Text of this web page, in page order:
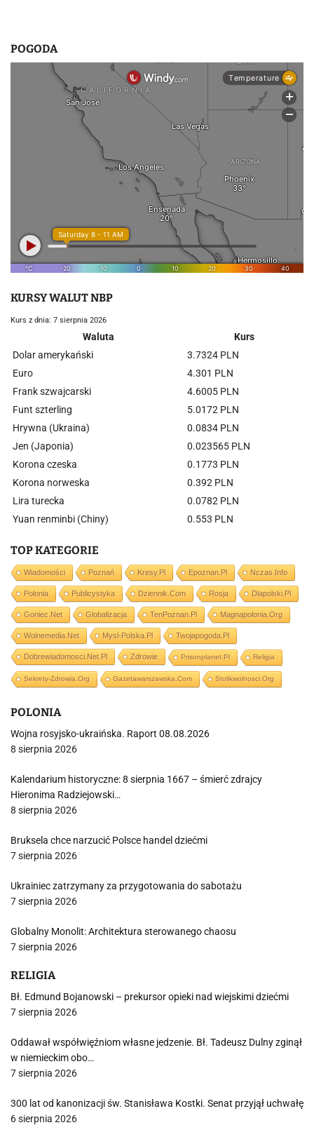
POGODA
KURSY WALUT NBP
Kurs z dnia: 7 sierpnia 2026
Waluta
Kurs
Dolar amerykański
3.7324 PLN
Euro
4.301 PLN
Frank szwajcarski
4.6005 PLN
Funt szterling
5.0172 PLN
Hrywna (Ukraina)
0.0834 PLN
Jen (Japonia)
0.023565 PLN
Korona czeska
0.1773 PLN
Korona norweska
0.392 PLN
Lira turecka
0.0782 PLN
Yuan renminbi (Chiny)
0.553 PLN
TOP KATEGORIE
Wiadomości Poznań Kresy.pl Epoznan.pl Nczas.info
Polonia Publicystyka Dziennik.com Rosja Dlapolski.pl
Goniec.net Globalizacja TenPoznan.pl Magnapolonia.org
Wolnemedia.net Mysl-Polska.pl Twojapogoda.pl
Dobrewiadomosci.net.pl Zdrowie Prisonplanet.pl Religia
Sekrety-Zdrowia.org Gazetawarszawska.com Stolikwolnosci.org
POLONIA
Wojna rosyjsko-ukraińska. Raport 08.08.2026
8 sierpnia 2026
Kalendarium historyczne: 8 sierpnia 1667 – śmierć zdrajcy
Hieronima Radziejowski…
8 sierpnia 2026
Bruksela chce narzucić Polsce handel dziećmi
7 sierpnia 2026
Ukrainiec zatrzymany za przygotowania do sabotażu
7 sierpnia 2026
Globalny Monolit: Architektura sterowanego chaosu
7 sierpnia 2026
RELIGIA
Bł. Edmund Bojanowski – prekursor opieki nad wiejskimi dziećmi
7 sierpnia 2026
Oddawał współwięźniom własne jedzenie. Bł. Tadeusz Dulny zginął
w niemieckim obo…
7 sierpnia 2026
300 lat od kanonizacji św. Stanisława Kostki. Senat przyjął uchwałę
6 sierpnia 2026